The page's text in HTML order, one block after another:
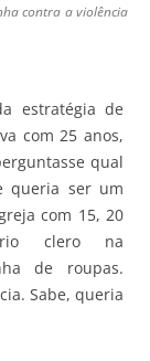
contra a violência
estratégia de
com 25 anos,
qual
queria ser um
com 15, 20
clero na
de roupas.
Sabe, queria